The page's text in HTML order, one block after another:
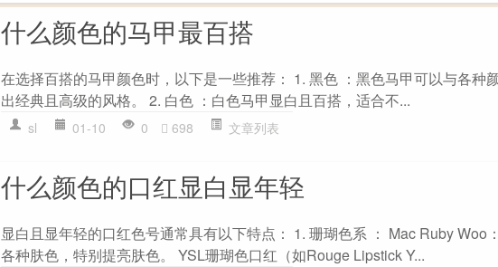
什么颜色的马甲最百搭
在选择百搭的马甲颜色时，以下是一些推荐： 1. 黑色 ：黑色马甲可以与各种
出经典且高级的风格。 2. 白色 ：白色马甲显白且百搭，适合不...
sl 01-10 0 698 文章列表
什么颜色的口红显白显年轻
显白且显年轻的口红色号通常具有以下特点： 1. 珊瑚色系 ： Mac Ruby Woo
各种肤色，特别提亮肤色。 YSL珊瑚色口红（如Rouge Lipstick Y...